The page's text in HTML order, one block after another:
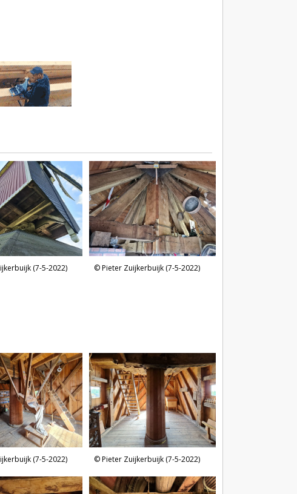
(7-5-2022)
Pieter Zuijkerbuijk (7-5-2022)
(7-5-2022) Pieter Zuijkerbuijk (7-5-2022)